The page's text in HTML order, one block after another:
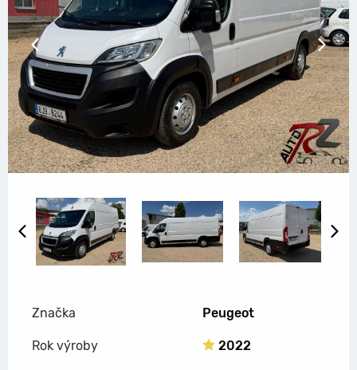
Předchozí snímek Další
Předchozí snímek Další
Značka
Rok výroby
Peugeot
2022